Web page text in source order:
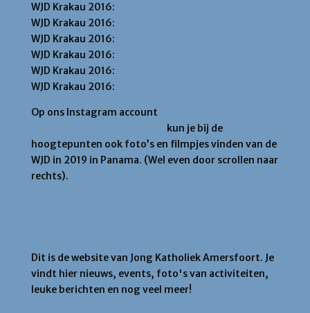
WJD Krakau 2016:
WJD Krakau 2016:
WJD Krakau 2016:
WJD Krakau 2016:
WJD Krakau 2016:
WJD Krakau 2016:
Op ons Instagram account
kun je bij de
hoogtepunten ook foto’s en filmpjes vinden van de
WJD in 2019 in Panama. (Wel even door scrollen naar
rechts).
Dit is de website van Jong Katholiek Amersfoort. Je
vindt hier nieuws, events, foto's van activiteiten,
leuke berichten en nog veel meer!